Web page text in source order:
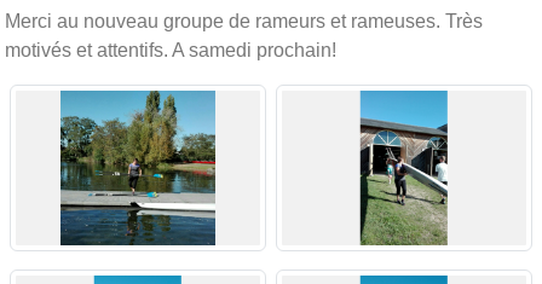
Merci au nouveau groupe de rameurs et rameuses. Très
motivés et attentifs. A samedi prochain!